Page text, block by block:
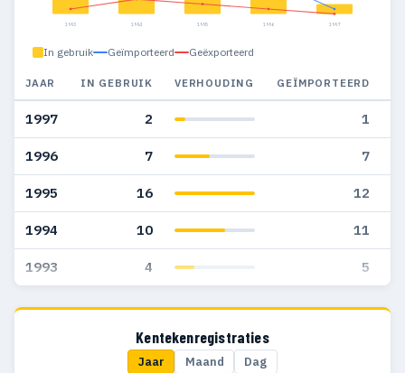
1993 1994 1995 1996 1997
In gebruik Geïmporteerd Geëxporteerd
JAAR IN GEBRUIK VERHOUDING GEÏMPORTEERD
1997 2 1
1996 7 7
1995 16 12
1994 10 11
1993 4 5
Kentekenregistraties
Jaar Maand Dag